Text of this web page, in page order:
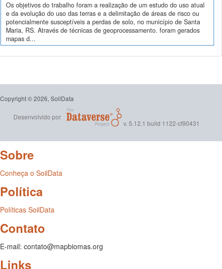
Os objetivos do trabalho foram a realização de um estudo do uso atual
e da evolução do uso das terras e a delimitação de áreas de risco ou
potencialmente susceptíveis a perdas de solo, no município de Santa
Maria, RS. Através de técnicas de geoprocessamento. foram gerados
mapas d...
Copyright © 2026, SoilData
Desenvolvido por
v. 5.12.1 build 1122-cf90431
Sobre
Conheça o SoilData
Política
Políticas SoilData
Contato
E-mail: contato@mapbiomas.org
Links